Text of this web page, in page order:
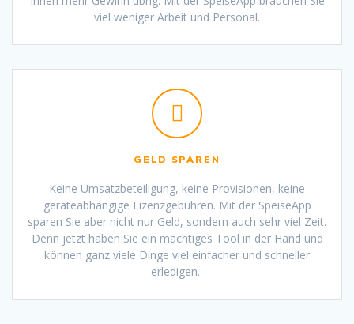
viel weniger Arbeit und Personal.
GELD SPAREN
Keine Umsatzbeteiligung, keine Provisionen, keine
geräteabhängige Lizenzgebühren. Mit der SpeiseApp
sparen Sie aber nicht nur Geld, sondern auch sehr viel Zeit.
Denn jetzt haben Sie ein mächtiges Tool in der Hand und
können ganz viele Dinge viel einfacher und schneller
erledigen.